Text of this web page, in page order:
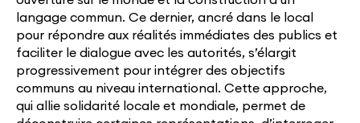
langage commun. Ce dernier, ancré dans le local
pour répondre aux réalités immédiates des publics et
faciliter le dialogue avec les autorités, s’élargit
progressivement pour intégrer des objectifs
communs au niveau international. Cette approche,
qui allie solidarité locale et mondiale, permet de